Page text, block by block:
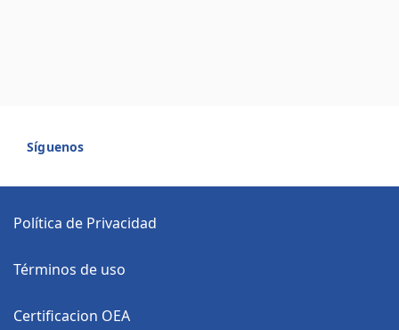
Síguenos
Política de Privacidad
Términos de uso
Certificacion OEA